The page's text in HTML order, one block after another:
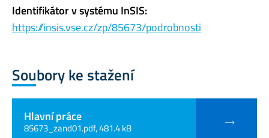
Identifikátor v systému InSIS:
https://insis.vse.cz/zp/85673/podrobnosti
Soubory ke stažení
Hlavní práce
85673_zand01.pdf, 481.4 kB